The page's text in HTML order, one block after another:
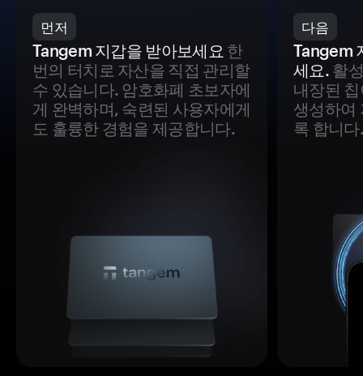
먼저
Tangem 지갑을 받아보세요 한
번의 터치로 자산을 직접 관리할
수 있습니다. 암호화폐 초보자에
게 완벽하며, 숙련된 사용자에게
도 훌륭한 경험을 제공합니다.
다음
Tangem
세요.활
내장된
생성하여
록 합니다.